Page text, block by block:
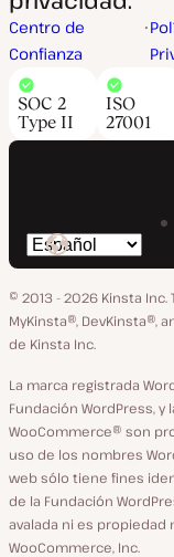
Centro de
Confianza
SOC 2
Type II
ISO
27001
Cambiar
idioma
© 2013 - 2026 Kinsta
MyKinsta®, DevKinsta®,
de Kinsta Inc.
La marca registrada
Fundación WordPress,
WooCommerce® son
uso de los nombres
web sólo tiene fines
de la Fundación
avalada ni es propiedad
WooCommerce, Inc.